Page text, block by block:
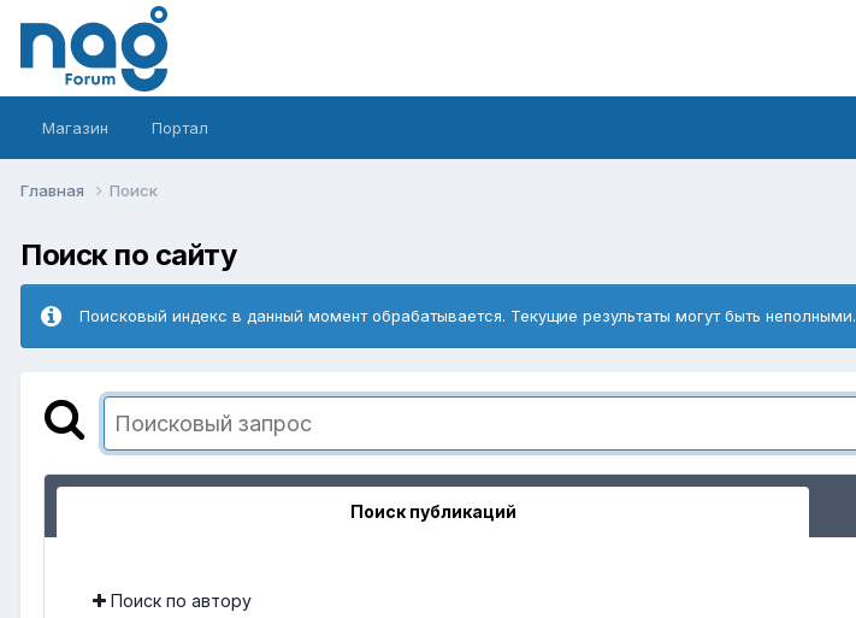
Магазин Портал
Главная Поиск
Поиск по сайту
Поисковый индекс в данный момент обрабатывается. Текущие результаты могут быть неполными.
Поиск публикаций
Поиск по автору